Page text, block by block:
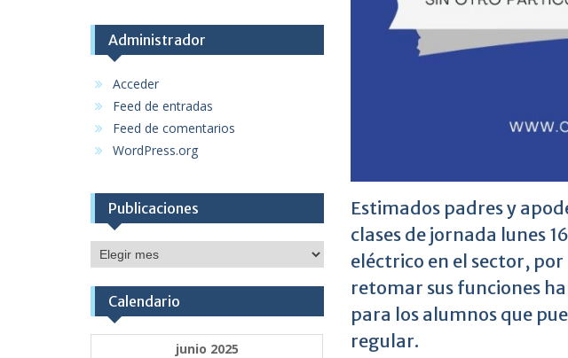
Estimados padres y
clases de jornada lunes
eléctrico en el sector,
retomar sus funciones
para los alumnos que
regular.
Administrador
Acceder
Feed de entradas
Feed de comentarios
WordPress.org
Publicaciones
Publicaciones
Calendario
junio 2025